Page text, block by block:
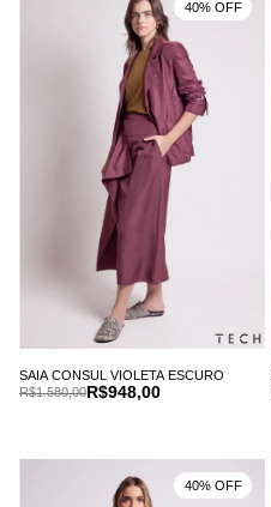
SAIA CONSUL VIOLETA ESCURO
R$948,00
R$1.580,00
40% OFF
40% OFF